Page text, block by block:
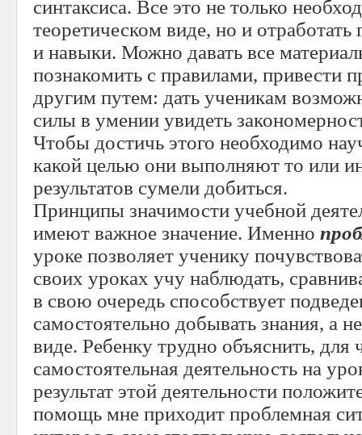
синтаксиса. Все это не только
теоретическом виде, но и
и навыки. Можно давать все
познакомить с правилами, привести
другим путем: дать ученикам
силы в умении увидеть
Чтобы достичь этого необходимо
какой целью они выполняют то или
результатов сумели добиться.
Принципы значимости учебной
имеют важное значение. Именно
уроке позволяет ученику
своих уроках учу наблюдать,
в свою очередь способствует
самостоятельно добывать знания, а
виде. Ребенку трудно объяснить, для
самостоятельная деятельность на
результат этой деятельности
помощь мне приходит проблемная